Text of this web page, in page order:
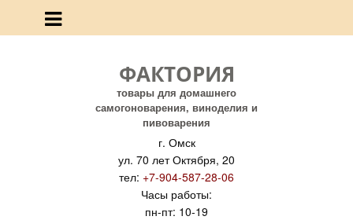
ФАКТОРИЯ
товары для домашнего
самогоноварения, виноделия и
пивоварения
г. Омск
ул. 70 лет Октября, 20
тел: +7-904-587-28-06
Часы работы:
пн-пт: 10-19